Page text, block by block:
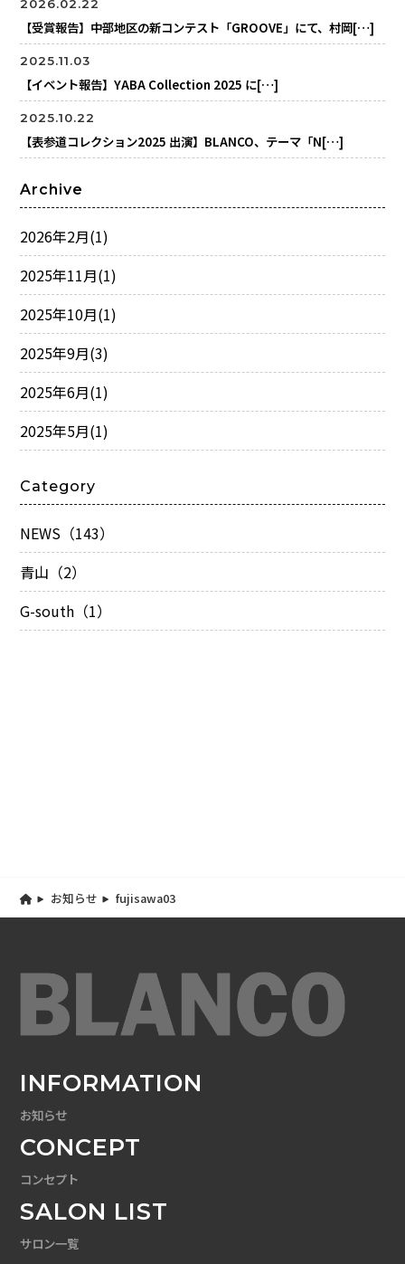
2026.02.22
【受賞報告】中部地区の新コンテスト「GROOVE」にて、村岡[…]
2025.11.03
【イベント報告】YABA Collection 2025 に[…]
2025.10.22
【表参道コレクション2025 出演】BLANCO、テーマ「N[…]
Archive
2026年2月(1)
2025年11月(1)
2025年10月(1)
2025年9月(3)
2025年6月(1)
2025年5月(1)
Category
NEWS（143）
青山（2）
G-south（1）
お知らせ fujisawa03
INFORMATION
お知らせ
CONCEPT
コンセプト
SALON LIST
サロン一覧